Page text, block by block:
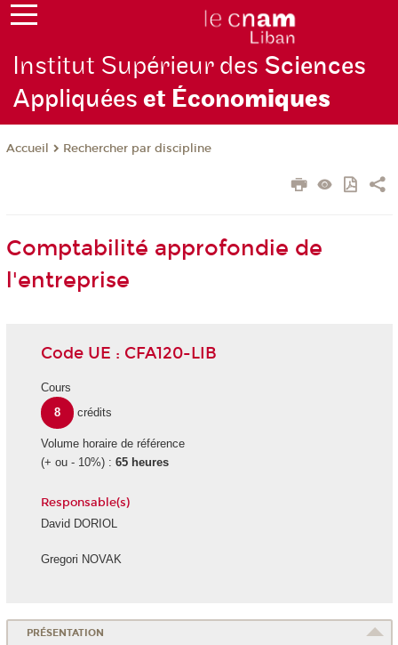
Institut Supérieur des Sciences
Appliquéeset Économiques
Accueil Rechercher par discipline
Comptabilité approfondie de
l'entreprise
Code UE : CFA120-LIB
Cours
8
crédits
Volume horaire de référence
(+ ou - 10%) : 65 heures
Responsable(s)
David DORIOL
Gregori NOVAK
PRÉSENTATION